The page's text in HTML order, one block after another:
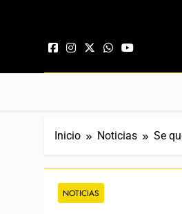
Inicio Noticias Se
NOTICIAS